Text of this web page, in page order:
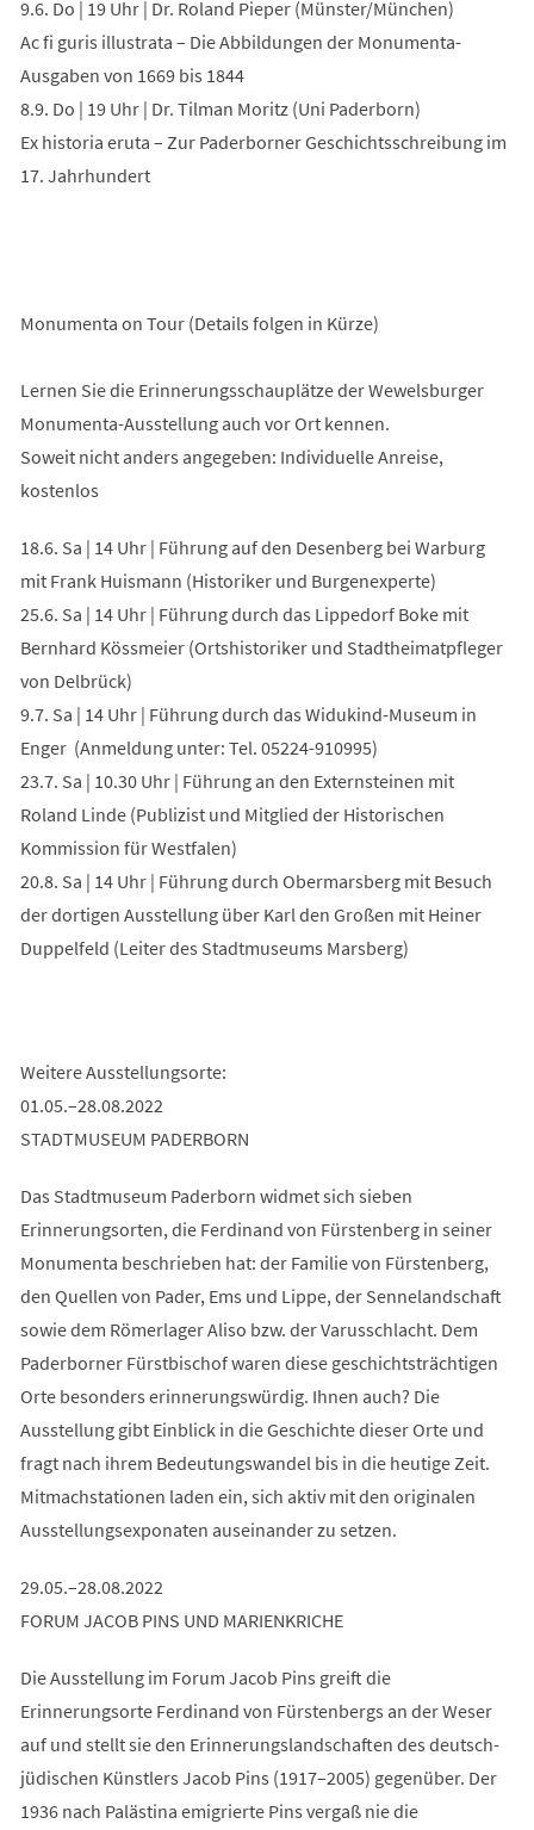
9.6. Do | 19 Uhr | Dr. Roland Pieper (Münster/München)
Ac fi guris illustrata – Die Abbildungen der Monumenta-
Ausgaben von 1669 bis 1844
8.9. Do | 19 Uhr | Dr. Tilman Moritz (Uni Paderborn)
Ex historia eruta – Zur Paderborner Geschichtsschreibung im
17. Jahrhundert
Monumenta on Tour (Details folgen in Kürze)
Lernen Sie die Erinnerungsschauplätze der Wewelsburger
Monumenta-Ausstellung auch vor Ort kennen.
Soweit nicht anders angegeben: Individuelle Anreise,
kostenlos
18.6. Sa | 14 Uhr | Führung auf den Desenberg bei Warburg
mit Frank Huismann (Historiker und Burgenexperte)
25.6. Sa | 14 Uhr | Führung durch das Lippedorf Boke mit
Bernhard Kössmeier (Ortshistoriker und Stadtheimatpfleger
von Delbrück)
9.7. Sa | 14 Uhr | Führung durch das Widukind-Museum in
Enger (Anmeldung unter: Tel. 05224-910995)
23.7. Sa | 10.30 Uhr | Führung an den Externsteinen mit
Roland Linde (Publizist und Mitglied der Historischen
Kommission für Westfalen)
20.8. Sa | 14 Uhr | Führung durch Obermarsberg mit Besuch
der dortigen Ausstellung über Karl den Großen mit Heiner
Duppelfeld (Leiter des Stadtmuseums Marsberg)
Weitere Ausstellungsorte:
01.05.–28.08.2022
STADTMUSEUM PADERBORN
Das Stadtmuseum Paderborn widmet sich sieben
Erinnerungsorten, die Ferdinand von Fürstenberg in seiner
Monumenta beschrieben hat: der Familie von Fürstenberg,
den Quellen von Pader, Ems und Lippe, der Sennelandschaft
sowie dem Römerlager Aliso bzw. der Varusschlacht. Dem
Paderborner Fürstbischof waren diese geschichtsträchtigen
Orte besonders erinnerungswürdig. Ihnen auch? Die
Ausstellung gibt Einblick in die Geschichte dieser Orte und
fragt nach ihrem Bedeutungswandel bis in die heutige Zeit.
Mitmachstationen laden ein, sich aktiv mit den originalen
Ausstellungsexponaten auseinander zu setzen.
29.05.–28.08.2022
FORUM JACOB PINS UND MARIENKRICHE
Die Ausstellung im Forum Jacob Pins greift die
Erinnerungsorte Ferdinand von Fürstenbergs an der Weser
auf und stellt sie den Erinnerungslandschaften des deutsch-
jüdischen Künstlers Jacob Pins (1917–2005) gegenüber. Der
1936 nach Palästina emigrierte Pins vergaß nie die